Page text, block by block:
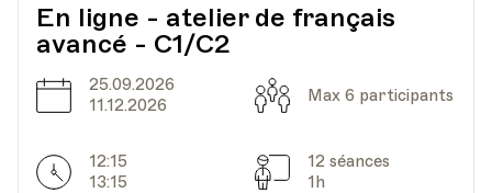
En ligne - atelier de français
avancé - C1/C2
Date
25.09.2026
11.12.2026
Capacité
Max 6 participants
Horarires
12:15
13:15
Séances
12 séances
1h